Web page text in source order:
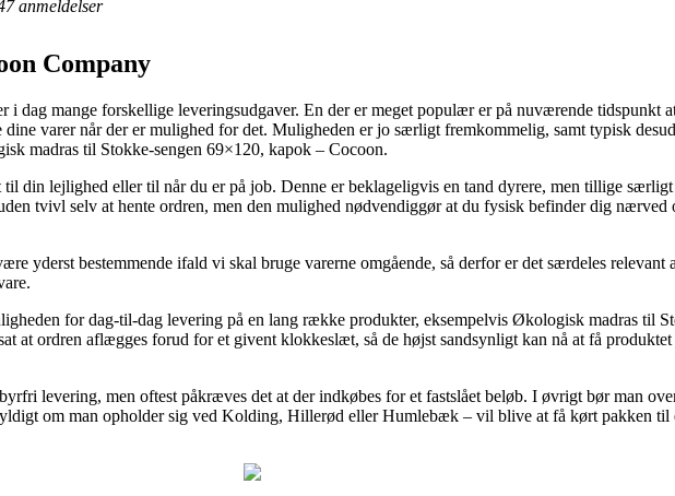
anmeldelser
Company
dag mange forskellige leveringsudgaver. En der er meget populær er på nuværende tidspunkt
varer når der er mulighed for det. Muligheden er jo særligt fremkommelig, samt typisk
madras til Stokke-sengen 69×120, kapok – Cocoon.
din lejlighed eller til når du er på job. Denne er beklageligvis en tand dyrere, men tillige
tvivl selv at hente ordren, men den mulighed nødvendiggør at du fysisk befinder dig nærved
yderst bestemmende ifald vi skal bruge varerne omgående, så derfor er det særdeles relevant
for dag-til-dag levering på en lang række produkter, eksempelvis Økologisk madras til
at ordren aflægges forud for et givent klokkeslæt, så de højst sandsynligt kan nå at få produktet
levering, men oftest påkræves det at der indkøbes for et fastslået beløb. I øvrigt bør man
om man opholder sig ved Kolding, Hillerød eller Humlebæk – vil blive at få kørt pakken til